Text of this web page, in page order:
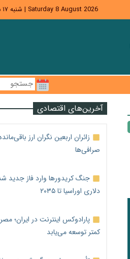
Saturday 8 August 2026
| شنبه ۱۷ مرداد ۱۴۰۵
آخرین‌های اقتصادی
زائران اربعین نگران ارز
صرافی‌ها
دلاری اوراسیا تا ۲۰۳۵
پارادوکس اینترنت در ایران؛
کمتر توسعه می‌یابد